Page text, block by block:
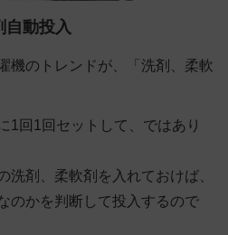
動投入
機のトレンドが、「洗剤、柔軟
1回1回セットして、ではあり
洗剤、柔軟剤を入れておけば、
のかを判断して投入するので